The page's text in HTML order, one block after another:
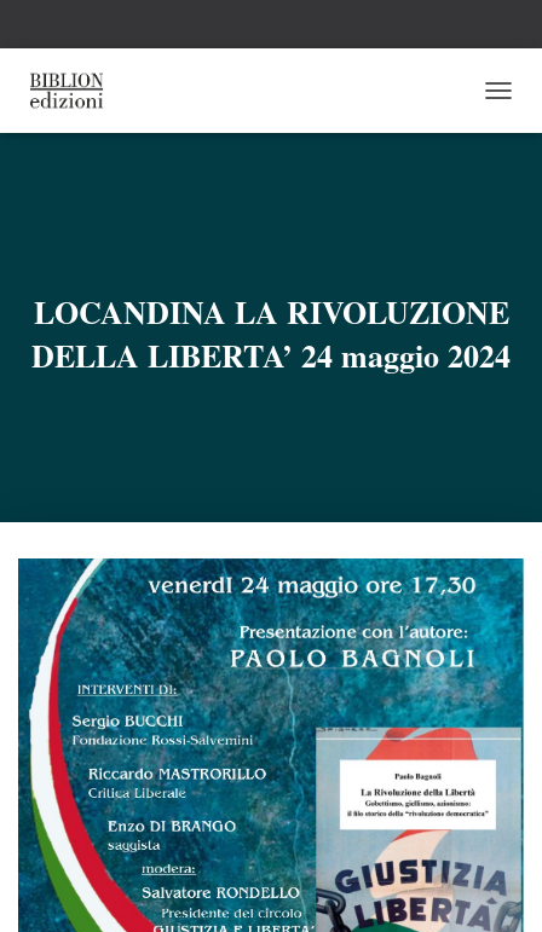
A
N
T
LOCANDINA LA RIVOLUZIONE
DELLA LIBERTA’ 24 maggio 2024